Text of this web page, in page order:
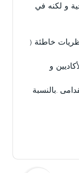
و لكنه في
خاطئة (
و
.بالنسبة